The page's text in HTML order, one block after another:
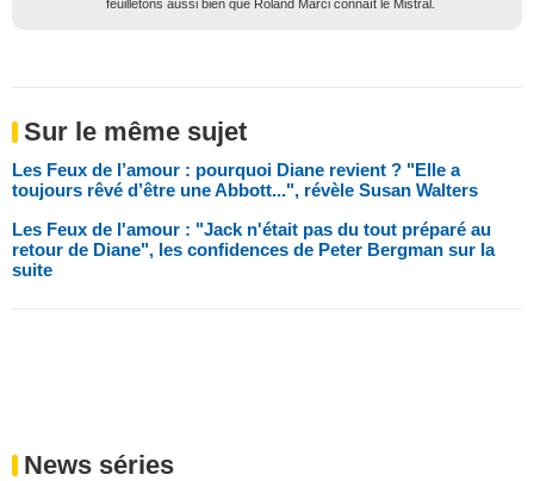
feuilletons aussi bien que Roland Marci connaît le Mistral.
Sur le même sujet
Les Feux de l’amour : pourquoi Diane revient ? "Elle a
toujours rêvé d’être une Abbott...", révèle Susan Walters
Les Feux de l'amour : "Jack n'était pas du tout préparé au
retour de Diane", les confidences de Peter Bergman sur la
suite
News séries